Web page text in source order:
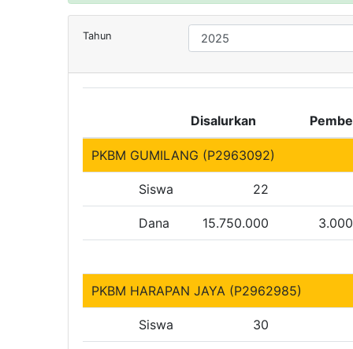
Tahun
Disalurkan
PKBM GUMILANG (P2963092)
Siswa 22
Dana 15.750.000
PKBM HARAPAN JAYA (P2962985)
Siswa 30